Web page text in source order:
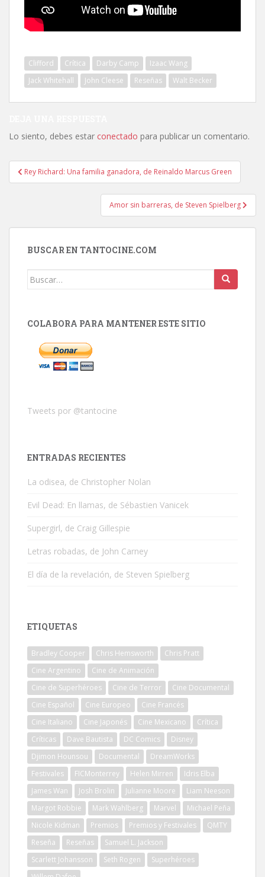
Clifford Crítica Darby Camp
Izaac Wang
Jack Whitehall
John Cleese Reseñas Walt Becker
Lo siento, debes estar conectado para publicar un comentario.
Navegación
de
Rey Richard: Una familia ganadora, de Reinaldo Marcus Green
Amor sin barreras, de Steven Spielberg
BUSCAR EN TANTOCINE.COM
Buscar:
COLABORA PARA MANTENER ESTE SITIO
Tweets por @tantocine
ENTRADAS RECIENTES
La odisea, de Christopher Nolan
Evil Dead: En llamas, de Sébastien Vanicek
Supergirl, de Craig Gillespie
Letras robadas, de John Carney
El día de la revelación, de Steven Spielberg
ETIQUETAS
Bradley Cooper Chris Hemsworth
Chris Pratt
Cine Argentino
Cine de Animación
Cine de Superhéroes
Cine de Terror
Cine Documental
Cine Español
Cine Europeo
Cine Francés
Cine Italiano
Cine Japonés Cine Mexicano
Crítica
Críticas
Dave Bautista DC Comics
Disney
Djimon Hounsou
Documental
DreamWorks
Festivales
FICMonterrey Helen Mirren
Idris Elba
James Wan
Josh Brolin Julianne Moore
Liam Neeson
Margot Robbie
Mark Wahlberg Marvel
Michael Peña
Nicole Kidman
Premios Premios y Festivales
QMTY
Reseña
Reseñas
Samuel L. Jackson
Scarlett Johansson
Seth Rogen
Superhéroes